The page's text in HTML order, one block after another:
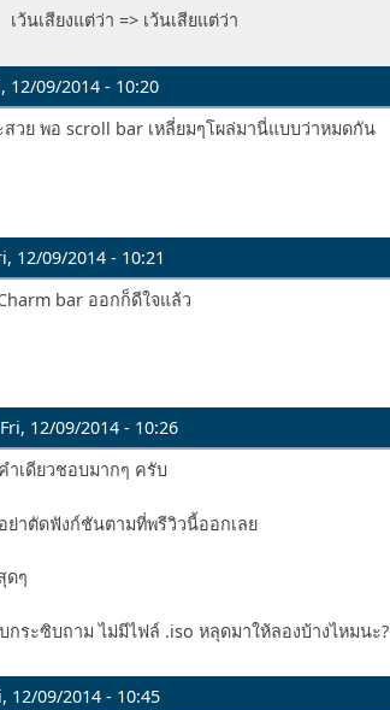
เว้นเสียงแต่ว่า => เว้นเสียแต่ว่า
12/09/2014 - 10:20
สวย พอ scroll bar เหลี่ยมๆโผล่มานี่แบบว่าหมดกัน
12/09/2014 - 10:21
bar ออกก็ดีใจแล้ว
Fri, 12/09/2014 - 10:26
ำเดียวชอบมากๆ ครับ
ย่าตัดฟังก์ชันตามที่พรีวิวนี้ออกเลย
ดๆ
กระซิบถาม ไม่มีไฟล์ .iso หลุดมาให้ลองบ้างไหมนะ?
12/09/2014 - 10:45